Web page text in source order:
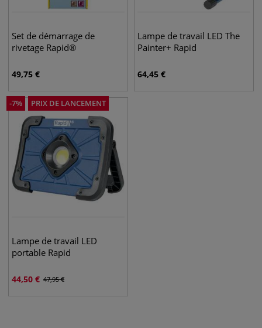
Set de démarrage de
rivetage Rapid®
49,75 €
Lampe de travail LED The
Painter+ Rapid
64,45 €
-7% PRIX DE LANCEMENT
Lampe de travail LED
portable Rapid
44,50 € 47,95€